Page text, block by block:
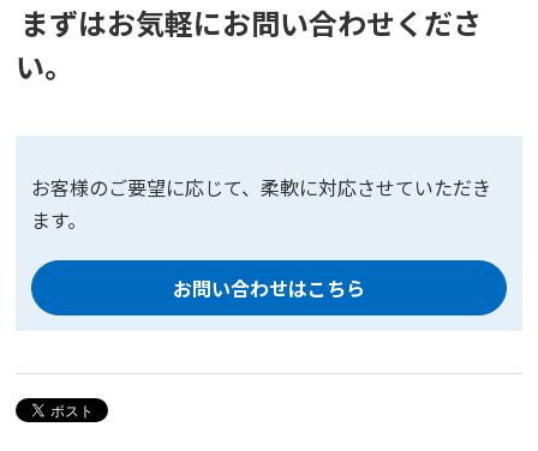
まずはお気軽にお問い合わせくださ
い。
お客様のご要望に応じて、柔軟に対応させていただき
ます。
お問い合わせはこちら